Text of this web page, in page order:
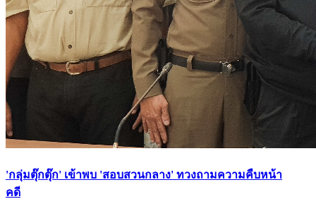
'กลุ่มตุ๊กตุ๊ก' เข้าพบ 'สอบสวนกลาง' ทวงถามความคืบหน้า
คดี